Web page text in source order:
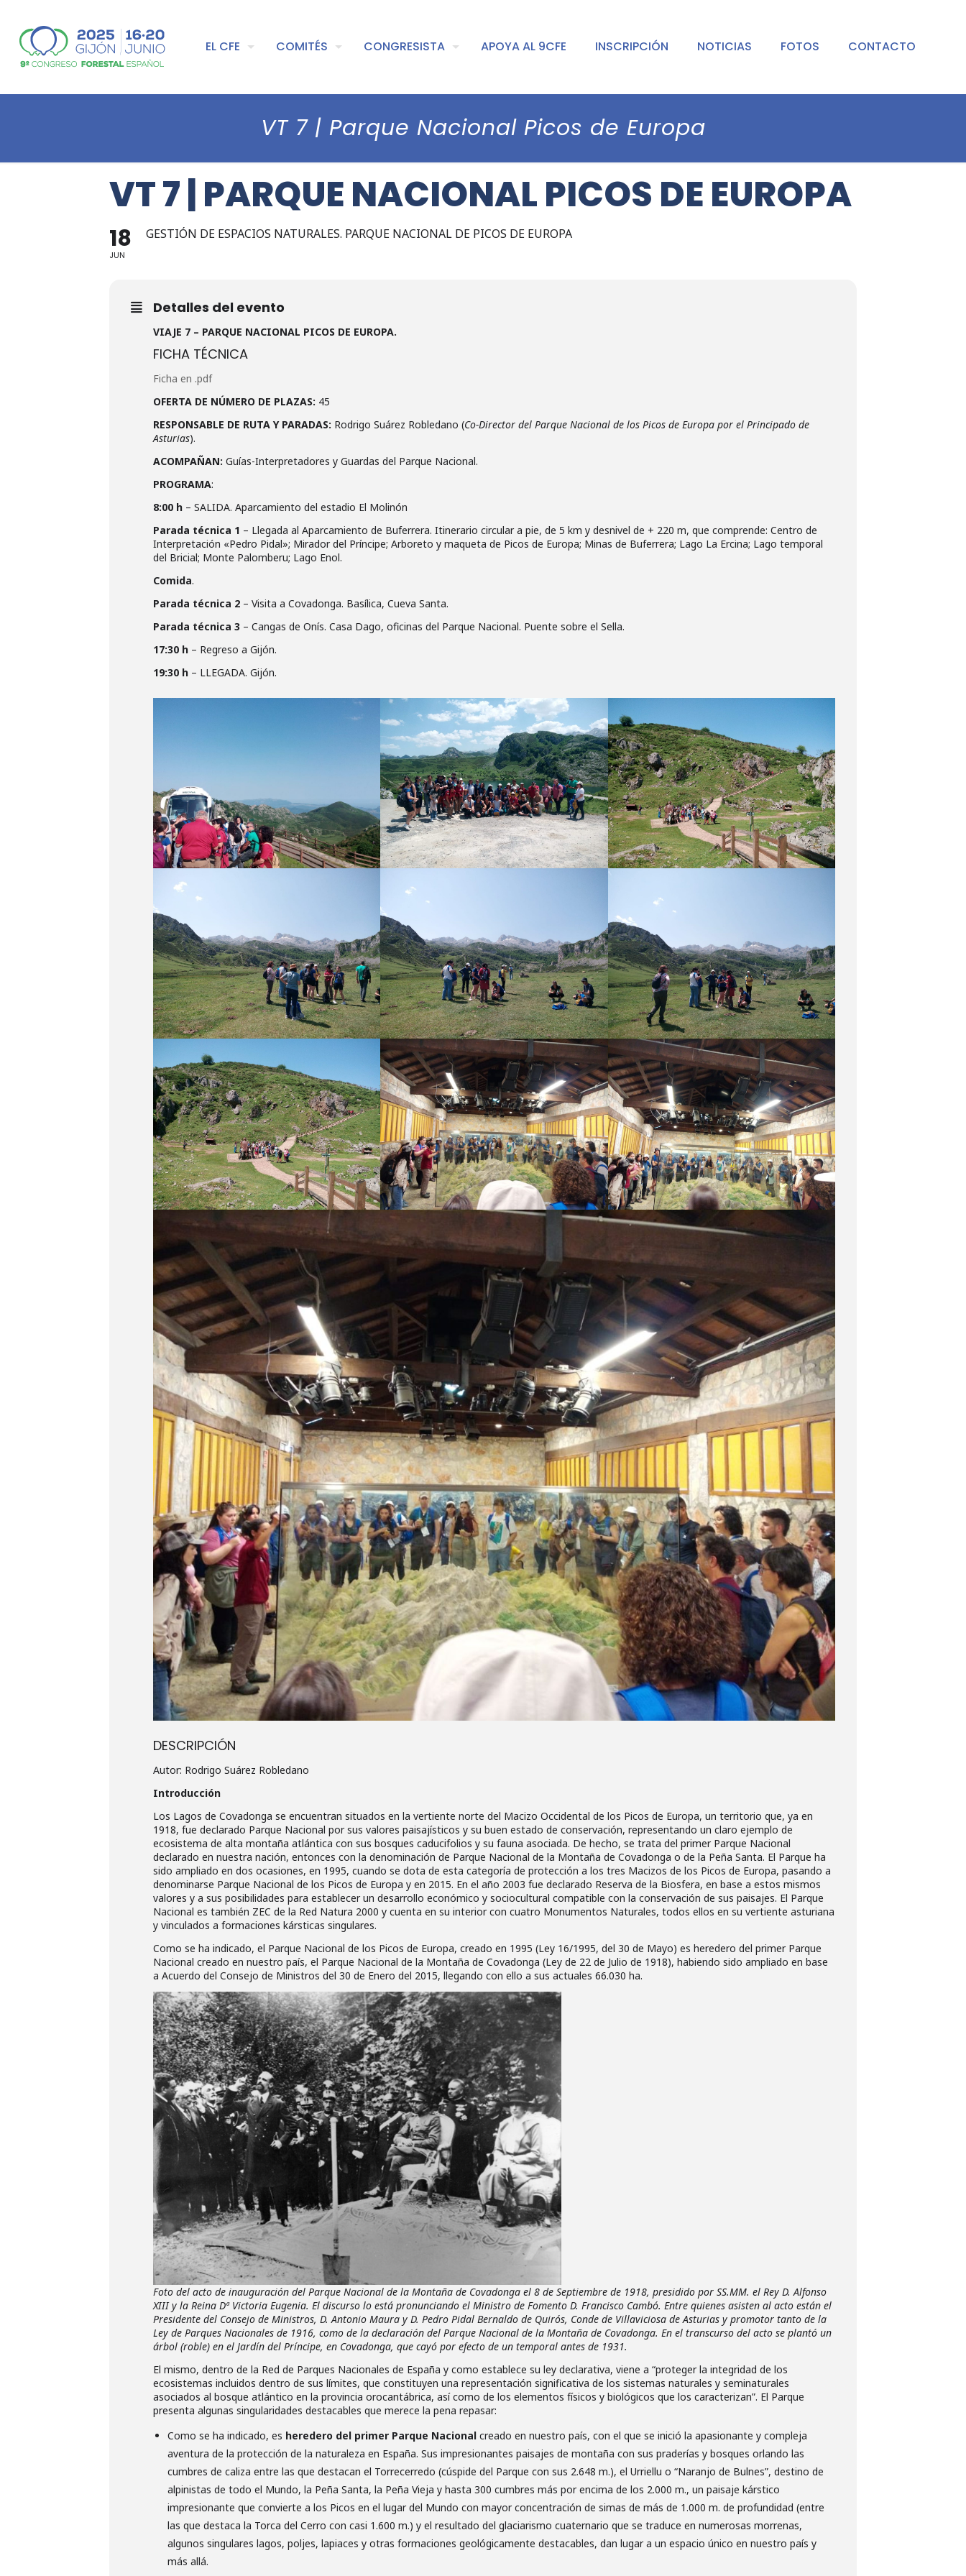
EL CFE COMITÉS CONGRESISTA APOYA AL 9CFE INSCRIPCIÓN NOTICIAS FOTOS CONTACTO
VT 7 | Parque Nacional Picos de Europa
VT 7 | PARQUE NACIONAL PICOS DE EUROPA
18
JUN
GESTIÓN DE ESPACIOS NATURALES. PARQUE NACIONAL DE PICOS DE EUROPA
Detalles del evento
VIAJE 7 – PARQUE NACIONAL PICOS DE EUROPA.
FICHA TÉCNICA
Ficha en .pdf
OFERTA DE NÚMERO DE PLAZAS: 45
RESPONSABLE DE RUTA Y PARADAS: Rodrigo Suárez Robledano (Co-Director del Parque Nacional de los Picos de Europa por el Principado de
Asturias).
ACOMPAÑAN: Guías-Interpretadores y Guardas del Parque Nacional.
PROGRAMA:
8:00 h – SALIDA. Aparcamiento del estadio El Molinón
Parada técnica 1 – Llegada al Aparcamiento de Buferrera. Itinerario circular a pie, de 5 km y desnivel de + 220 m, que comprende: Centro de
Interpretación «Pedro Pidal»; Mirador del Príncipe; Arboreto y maqueta de Picos de Europa; Minas de Buferrera; Lago La Ercina; Lago temporal
del Bricial; Monte Palomberu; Lago Enol.
Comida.
Parada técnica 2 – Visita a Covadonga. Basílica, Cueva Santa.
Parada técnica 3 – Cangas de Onís. Casa Dago, oficinas del Parque Nacional. Puente sobre el Sella.
17:30 h – Regreso a Gijón.
19:30 h – LLEGADA. Gijón.
DESCRIPCIÓN
Autor: Rodrigo Suárez Robledano
Introducción
Los Lagos de Covadonga se encuentran situados en la vertiente norte del Macizo Occidental de los Picos de Europa, un territorio que, ya en
1918, fue declarado Parque Nacional por sus valores paisajísticos y su buen estado de conservación, representando un claro ejemplo de
ecosistema de alta montaña atlántica con sus bosques caducifolios y su fauna asociada. De hecho, se trata del primer Parque Nacional
declarado en nuestra nación, entonces con la denominación de Parque Nacional de la Montaña de Covadonga o de la Peña Santa. El Parque ha
sido ampliado en dos ocasiones, en 1995, cuando se dota de esta categoría de protección a los tres Macizos de los Picos de Europa, pasando a
denominarse Parque Nacional de los Picos de Europa y en 2015. En el año 2003 fue declarado Reserva de la Biosfera, en base a estos mismos
valores y a sus posibilidades para establecer un desarrollo económico y sociocultural compatible con la conservación de sus paisajes. El Parque
Nacional es también ZEC de la Red Natura 2000 y cuenta en su interior con cuatro Monumentos Naturales, todos ellos en su vertiente asturiana
y vinculados a formaciones kársticas singulares.
Como se ha indicado, el Parque Nacional de los Picos de Europa, creado en 1995 (Ley 16/1995, del 30 de Mayo) es heredero del primer Parque
Nacional creado en nuestro país, el Parque Nacional de la Montaña de Covadonga (Ley de 22 de Julio de 1918), habiendo sido ampliado en base
a Acuerdo del Consejo de Ministros del 30 de Enero del 2015, llegando con ello a sus actuales 66.030 ha.
Foto del acto de inauguración del Parque Nacional de la Montaña de Covadonga el 8 de Septiembre de 1918, presidido por SS.MM. el Rey D. Alfonso
XIII y la Reina Dª Victoria Eugenia. El discurso lo está pronunciando el Ministro de Fomento D. Francisco Cambó. Entre quienes asisten al acto están el
Presidente del Consejo de Ministros, D. Antonio Maura y D. Pedro Pidal Bernaldo de Quirós, Conde de Villaviciosa de Asturias y promotor tanto de la
Ley de Parques Nacionales de 1916, como de la declaración del Parque Nacional de la Montaña de Covadonga. En el transcurso del acto se plantó un
árbol (roble) en el Jardín del Príncipe, en Covadonga, que cayó por efecto de un temporal antes de 1931.
El mismo, dentro de la Red de Parques Nacionales de España y como establece su ley declarativa, viene a “proteger la integridad de los
ecosistemas incluidos dentro de sus límites, que constituyen una representación significativa de los sistemas naturales y seminaturales
asociados al bosque atlántico en la provincia orocantábrica, así como de los elementos físicos y biológicos que los caracterizan”. El Parque
presenta algunas singularidades destacables que merece la pena repasar:
Como se ha indicado, es heredero del primer Parque Nacional creado en nuestro país, con el que se inició la apasionante y compleja
aventura de la protección de la naturaleza en España. Sus impresionantes paisajes de montaña con sus praderías y bosques orlando las
cumbres de caliza entre las que destacan el Torrecerredo (cúspide del Parque con sus 2.648 m.), el Urriellu o “Naranjo de Bulnes”, destino de
alpinistas de todo el Mundo, la Peña Santa, la Peña Vieja y hasta 300 cumbres más por encima de los 2.000 m., un paisaje kárstico
impresionante que convierte a los Picos en el lugar del Mundo con mayor concentración de simas de más de 1.000 m. de profundidad (entre
las que destaca la Torca del Cerro con casi 1.600 m.) y el resultado del glaciarismo cuaternario que se traduce en numerosas morrenas,
algunos singulares lagos, poljes, lapiaces y otras formaciones geológicamente destacables, dan lugar a un espacio único en nuestro país y
más allá.